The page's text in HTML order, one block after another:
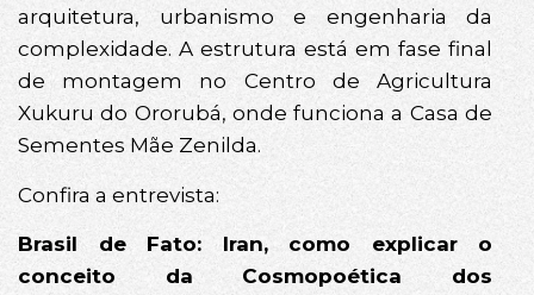
arquitetura, urbanismo e engenharia da
complexidade. A estrutura está em fase final
de montagem no Centro de Agricultura
Xukuru do Ororubá, onde funciona a Casa de
Sementes Mãe Zenilda.
Confira a entrevista:
Brasil de Fato: Iran, como explicar o
conceito da Cosmopoética dos